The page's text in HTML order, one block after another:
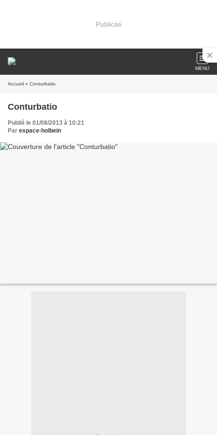
Publicité
MENU
Accueil » Conturbatio
Conturbatio
Publié le 01/08/2013 à 10:21
Par espace-holbein